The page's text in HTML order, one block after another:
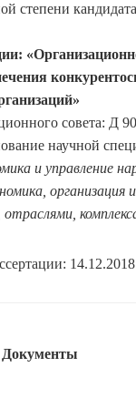
степени
совета: Д
научной
и управление
организация
14.12.2018
Документы